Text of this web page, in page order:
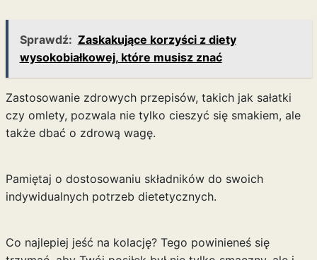
Sprawdź: Zaskakujące korzyści z diety
wysokobiałkowej, które musisz znać
Zastosowanie zdrowych przepisów, takich jak sałatki
czy omlety, pozwala nie tylko cieszyć się smakiem, ale
także dbać o zdrową wagę.
Pamiętaj o dostosowaniu składników do swoich
indywidualnych potrzeb dietetycznych.
Co najlepiej jeść na kolację? Tego powinieneś się